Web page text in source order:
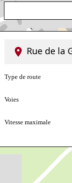
Rue de la
Type de route
Voies
Vitesse maximale